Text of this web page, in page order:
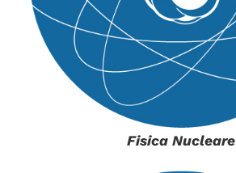
Fisica Nucleare